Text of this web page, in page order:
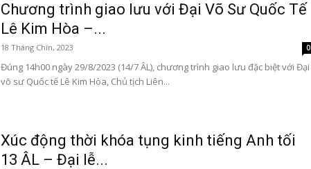
Quang
Chương trình giao lưu với Đại Võ Sư Quốc Tế
Lê Kim Hòa –...
18 Tháng Chín, 2023 0
Đúng 14h00 ngày 29/8/2023 (14/7 ÂL), chương trình giao lưu đặc biệt với Đại
võ sư Quốc tế Lê Kim Hòa, Chủ tịch Liên...
Xúc động thời khóa tụng kinh tiếng Anh tối
13 ÂL – Đại lễ...